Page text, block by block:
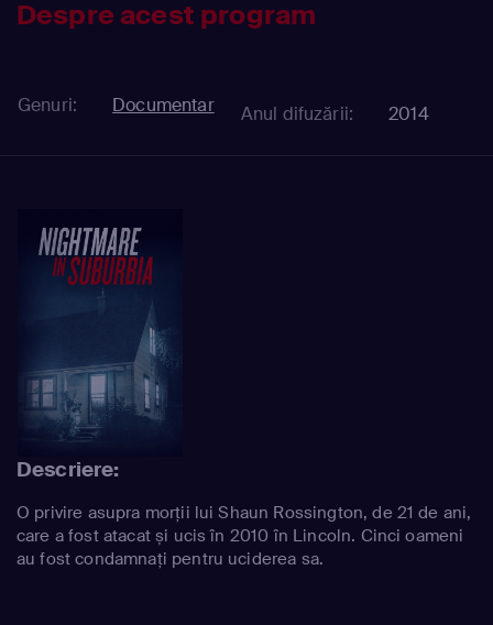
Despre acest program
Genuri: Documentar Anul difuzării: 2014
Descriere:
O privire asupra morții lui Shaun Rossington, de 21 de ani,
care a fost atacat și ucis în 2010 în Lincoln. Cinci oameni
au fost condamnați pentru uciderea sa.